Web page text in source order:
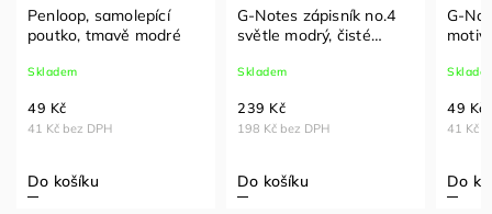
Penloop, samolepící
poutko, tmavě modré
Skladem
41 Kč bez DPH
49 Kč
Do košíku
G-Notes zápisník no.4
světle modrý, čisté
Skladem
198 Kč bez DPH
239 Kč
Do košíku
G-
motiv
41 Kč
49 Kč
Do